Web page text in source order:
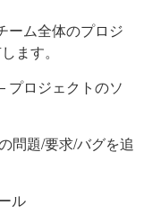
ーム全体のプロジ
ます。
プロジェクトのソ
問題/要求/バグを追
ル